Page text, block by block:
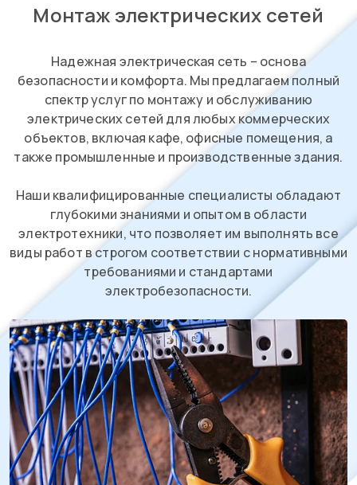
Монтаж электрических сетей
Надежная электрическая сеть – основа
безопасности и комфорта. Мы предлагаем полный
спектр услуг по монтажу и обслуживанию
электрических сетей для любых коммерческих
объектов, включая кафе, офисные помещения, а
также промышленные и производственные здания.
Наши квалифицированные специалисты обладают
глубокими знаниями и опытом в области
электротехники, что позволяет им выполнять все
виды работ в строгом соответствии с нормативными
требованиями и стандартами
электробезопасности.